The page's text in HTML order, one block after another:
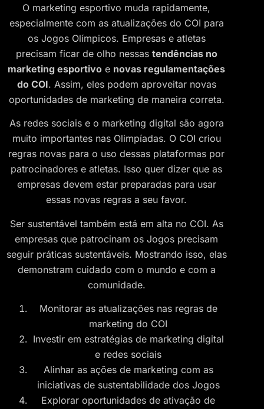
O marketing esportivo muda rapidamente,
especialmente com as atualizações do COI para
os Jogos Olímpicos. Empresas e atletas
precisam ficar de olho nessas tendências no
marketing esportivo e novas regulamentações
do COI. Assim, eles podem aproveitar novas
oportunidades de marketing de maneira correta.
As redes sociais e o marketing digital são agora
muito importantes nas Olimpíadas. O COI criou
regras novas para o uso dessas plataformas por
patrocinadores e atletas. Isso quer dizer que as
empresas devem estar preparadas para usar
essas novas regras a seu favor.
Ser sustentável também está em alta no COI. As
empresas que patrocinam os Jogos precisam
seguir práticas sustentáveis. Mostrando isso, elas
demonstram cuidado com o mundo e com a
comunidade.
Monitorar as atualizações nas regras de
marketing do COI
Investir em estratégias de marketing digital
e redes sociais
Alinhar as ações de marketing com as
iniciativas de sustentabilidade dos Jogos
Explorar oportunidades de ativação de